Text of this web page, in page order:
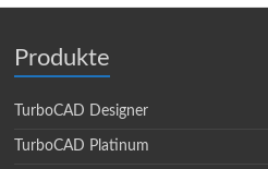
Produkte
TurboCAD Designer
TurboCAD Platinum